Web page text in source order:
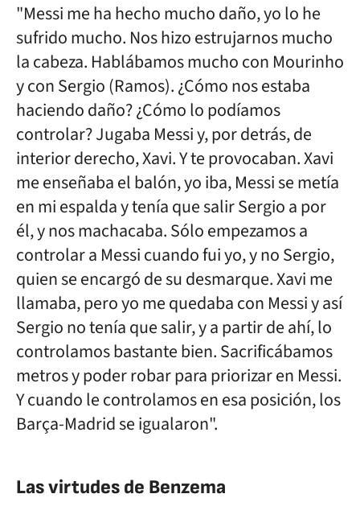
"Messi me ha hecho mucho daño, yo lo he
sufrido mucho. Nos hizo estrujarnos mucho
la cabeza. Hablábamos mucho con Mourinho
y con Sergio (Ramos). ¿Cómo nos estaba
haciendo daño? ¿Cómo lo podíamos
controlar? Jugaba Messi y, por detrás, de
interior derecho, Xavi. Y te provocaban. Xavi
me enseñaba el balón, yo iba, Messi se metía
en mi espalda y tenía que salir Sergio a por
él, y nos machacaba. Sólo empezamos a
controlar a Messi cuando fui yo, y no Sergio,
quien se encargó de su desmarque. Xavi me
llamaba, pero yo me quedaba con Messi y así
Sergio no tenía que salir, y a partir de ahí, lo
controlamos bastante bien. Sacrificábamos
metros y poder robar para priorizar en Messi.
Y cuando le controlamos en esa posición, los
Barça-Madrid se igualaron".
Las virtudes de Benzema